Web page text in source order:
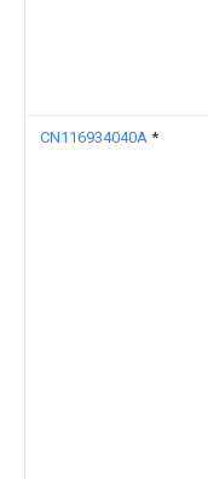
CN116934040A *